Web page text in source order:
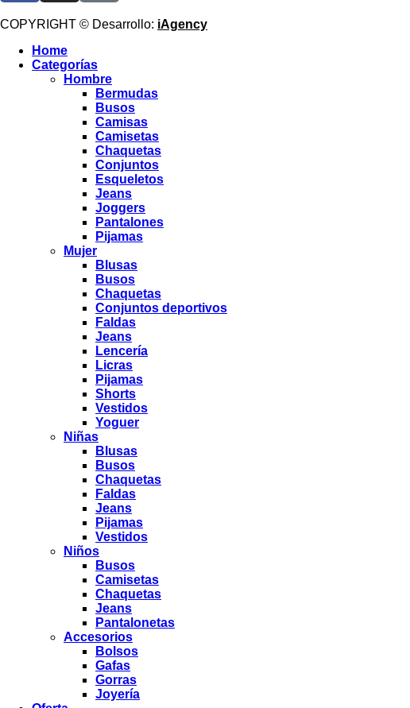
COPYRIGHT © Desarrollo: iAgency
Home
Categorías
Hombre
Bermudas
Busos
Camisas
Camisetas
Chaquetas
Conjuntos
Esqueletos
Jeans
Joggers
Pantalones
Pijamas
Mujer
Blusas
Busos
Chaquetas
Conjuntos deportivos
Faldas
Jeans
Lencería
Licras
Pijamas
Shorts
Vestidos
Yoguer
Niñas
Blusas
Busos
Chaquetas
Faldas
Jeans
Pijamas
Vestidos
Niños
Busos
Camisetas
Chaquetas
Jeans
Pantalonetas
Accesorios
Bolsos
Gafas
Gorras
Joyería